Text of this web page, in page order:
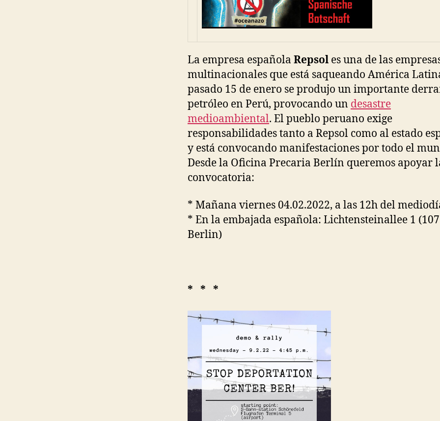
La empresa española Repsol es una de las
multinacionales que está saqueando América
pasado 15 de enero se produjo un importante
petróleo en Perú, provocando un desastre
medioambiental. El pueblo peruano exige
responsabilidades tanto a Repsol como al estado
y está convocando manifestaciones por todo el
Desde la Oficina Precaria Berlín queremos apoyar
convocatoria:
* Mañana viernes 04.02.2022, a las 12h del
* En la embajada española: Lichtensteinallee 1
Berlin)
* * *